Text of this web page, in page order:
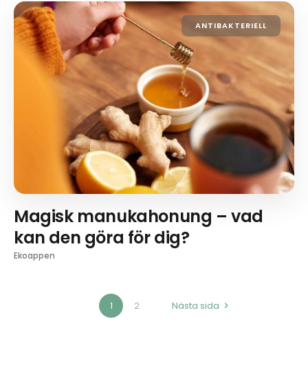
ANTIBAKTERIELL
Magisk manukahonung – vad
kan den göra för dig?
Ekoappen
1 2 Nästa sida